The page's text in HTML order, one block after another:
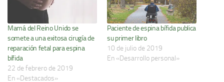
Mamá del Reino Unido se
somete a una exitosa cirugía de
reparación fetal para espina
bífida
22 de febrero de 2019
En «Destacados»
Paciente de espina bífida publica
su primer libro
10 de julio de 2019
En «Desarrollo personal»